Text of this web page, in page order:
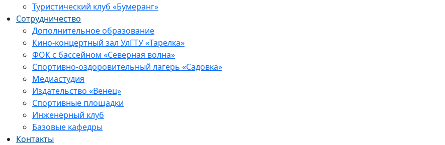
Туристический клуб «Бумеранг»
Сотрудничество
Дополнительное образование
Кино-концертный зал УлГТУ «Тарелка»
ФОК с бассейном «Северная волна»
Спортивно-оздоровительный лагерь «Садовка»
Медиастудия
Издательство «Венец»
Спортивные площадки
Инженерный клуб
Базовые кафедры
Контакты